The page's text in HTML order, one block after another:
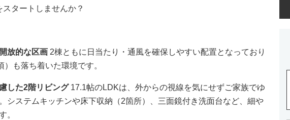
スタートしませんか？
放的な区画 2棟ともに日当たり・通風を確保しやすい配置となっており
も落ち着いた環境です。
した2階リビング17.1帖のLDKは、外からの視線を気にせずご家族でゆ
システムキッチンや床下収納（2箇所）、三面鏡付き洗面台など、細や
。